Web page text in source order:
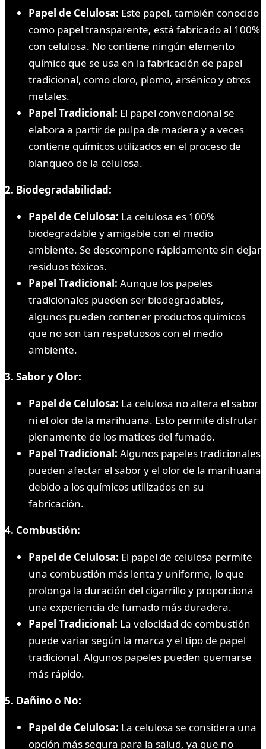
Papel de Celulosa: Este papel, también conocido
como papel transparente, está fabricado al 100%
con celulosa. No contiene ningún elemento
químico que se usa en la fabricación de papel
tradicional, como cloro, plomo, arsénico y otros
metales.
Papel Tradicional: El papel convencional se
elabora a partir de pulpa de madera y a veces
contiene químicos utilizados en el proceso de
blanqueo de la celulosa.
2. Biodegradabilidad:
Papel de Celulosa: La celulosa es 100%
biodegradable y amigable con el medio
ambiente. Se descompone rápidamente sin dejar
residuos tóxicos.
Papel Tradicional: Aunque los papeles
tradicionales pueden ser biodegradables,
algunos pueden contener productos químicos
que no son tan respetuosos con el medio
ambiente.
3. Sabor y Olor:
Papel de Celulosa: La celulosa no altera el sabor
ni el olor de la marihuana. Esto permite disfrutar
plenamente de los matices del fumado.
Papel Tradicional: Algunos papeles tradicionales
pueden afectar el sabor y el olor de la marihuana
debido a los químicos utilizados en su
fabricación.
4. Combustión:
Papel de Celulosa: El papel de celulosa permite
una combustión más lenta y uniforme, lo que
prolonga la duración del cigarrillo y proporciona
una experiencia de fumado más duradera.
Papel Tradicional: La velocidad de combustión
puede variar según la marca y el tipo de papel
tradicional. Algunos papeles pueden quemarse
más rápido.
5. Dañino o No:
Papel de Celulosa: La celulosa se considera una
opción más segura para la salud, ya que no